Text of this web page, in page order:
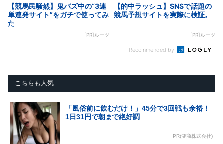
【競馬民騒然】鬼バズ中の“3連
単連発サイト”をガチで使ってみ
た
[PR]ルーツ
【的中ラッシュ】SNSで話題の
競馬予想サイトを実際に検証。
[PR]ルーツ
Recommended by
こちらも人気
「風俗前に飲むだけ！」45分で3回戦も余裕！
1日31円で朝まで絶好調
PR(健商株式会社)